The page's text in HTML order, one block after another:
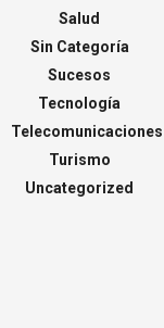
Salud
Sin Categoría
Sucesos
Tecnología
Telecomunicaciones
Turismo
Uncategorized